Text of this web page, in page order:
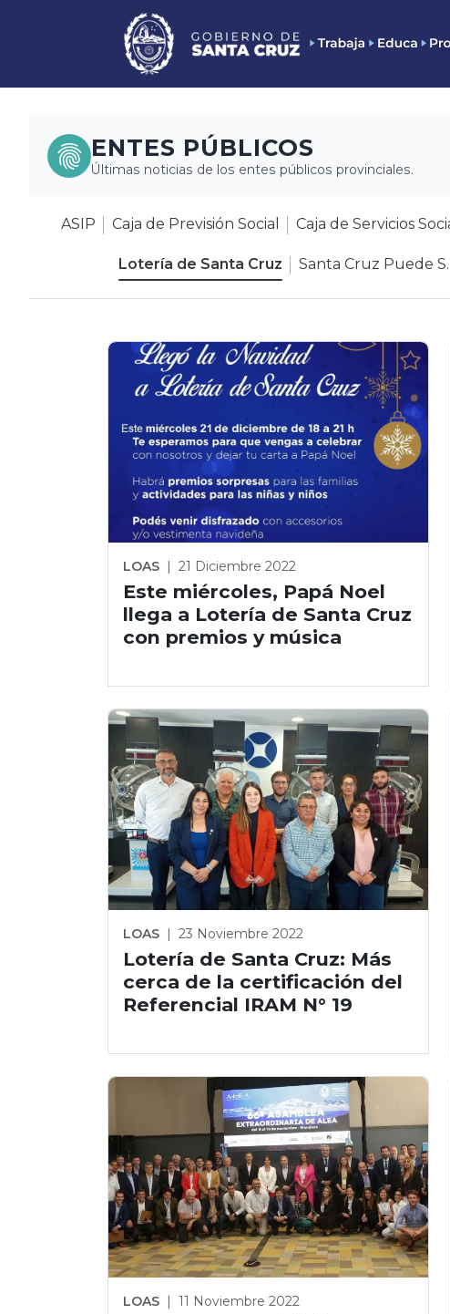
ENTES PÚBLICOS
Últimas noticias de los entes públicos provinciales.
ASIP Caja de Previsión Social Caja de Servicios
Lotería de Santa Cruz Santa Cruz Puede
LOAS | 21 Diciembre 2022
Este miércoles, Papá Noel
llega a Lotería de Santa Cruz
con premios y música
LOAS | 23 Noviembre 2022
Lotería de Santa Cruz: Más
cerca de la certificación del
Referencial IRAM N° 19
LOAS | 11 Noviembre 2022